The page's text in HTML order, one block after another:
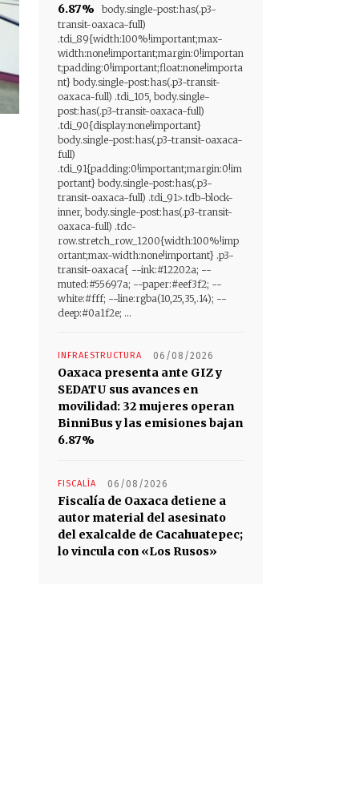
6.87%
body.single-post:has(.p3-
transit-oaxaca-full)
.tdi_89{width:100%!important;max-
width:none!important;margin:0!importan
t;padding:0!important;float:none!importa
nt} body.single-post:has(.p3-transit-
oaxaca-full) .tdi_105, body.single-
post:has(.p3-transit-oaxaca-full)
.tdi_90{display:none!important}
body.single-post:has(.p3-transit-oaxaca-
full)
.tdi_91{padding:0!important;margin:0!im
portant} body.single-post:has(.p3-
transit-oaxaca-full) .tdi_91>.tdb-block-
inner, body.single-post:has(.p3-transit-
oaxaca-full) .tdc-
row.stretch_row_1200{width:100%!imp
ortant;max-width:none!important} .p3-
transit-oaxaca{ --ink:#12202a; --
muted:#55697a; --paper:#eef3f2; --
white:#fff; --line:rgba(10,25,35,.14); --
deep:#0a1f2e; ...
INFRAESTRUCTURA 06/08/2026
Oaxaca presenta ante GIZ y
SEDATU sus avances en
movilidad: 32 mujeres operan
BinniBus y las emisiones bajan
6.87%
FISCALÍA 06/08/2026
Fiscalía de Oaxaca detiene a
autor material del asesinato
del exalcalde de Cacahuatepec;
lo vincula con «Los Rusos»